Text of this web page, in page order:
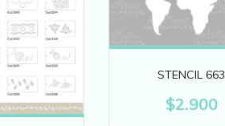
STENCIL 663
$2.900